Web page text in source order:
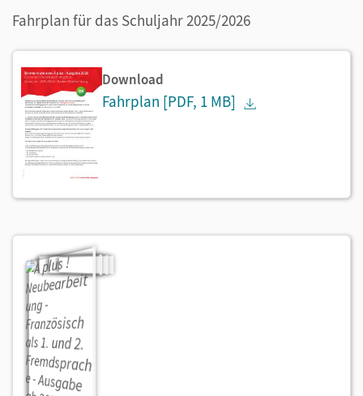
Fahrplan für das Schuljahr 2025/2026
Download
Fahrplan [PDF, 1 MB]